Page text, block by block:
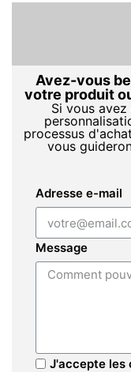
Avez-vous
votre produit
Si vous
processus
vous
Adresse e-mail
Message
J'accepte les